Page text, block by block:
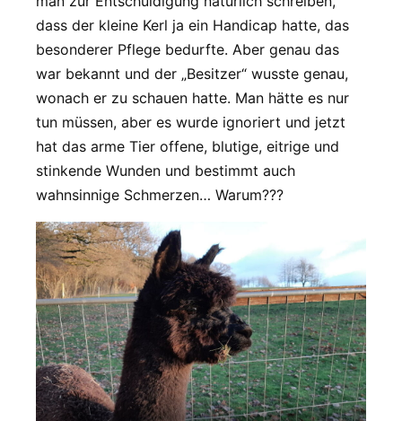
dass der kleine Kerl ja ein Handicap hatte, das
besonderer Pflege bedurfte. Aber genau das
war bekannt und der „Besitzer“ wusste genau,
wonach er zu schauen hatte. Man hätte es nur
tun müssen, aber es wurde ignoriert und jetzt
hat das arme Tier offene, blutige, eitrige und
stinkende Wunden und bestimmt auch
wahnsinnige Schmerzen… Warum???